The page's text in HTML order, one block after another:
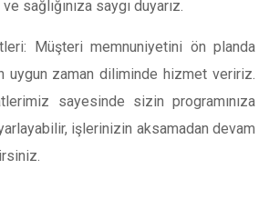
sağlığınıza saygı duyarız.
Müşteri memnuniyetini ön planda
uygun zaman diliminde hizmet veririz.
sayesinde sizin programınıza
işlerinizin aksamadan devam